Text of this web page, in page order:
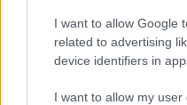
I want to allow Google
related to advertising
device identifiers in
I want to allow my
Η Έβαν Ρέιτσελ
απόφασή της να
Μάνσον ως τον